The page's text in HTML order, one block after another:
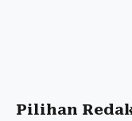
Pilihan